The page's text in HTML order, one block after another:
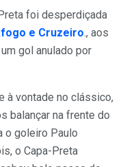
foi desperdiçada
e Cruzeiro., aos
gol anulado por
à vontade no clássico,
balançar na frente do
o goleiro Paulo
o Capa-Preta